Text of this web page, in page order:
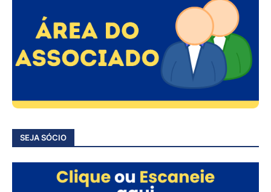
SEJA SÓCIO